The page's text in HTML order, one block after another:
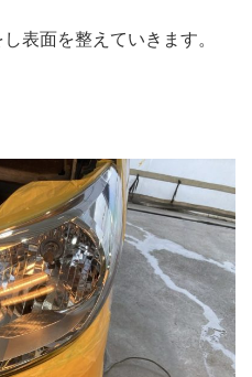
表面を整えていきます。